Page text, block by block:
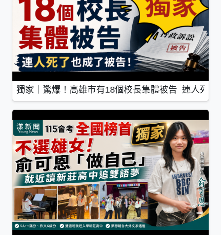
獨家｜驚爆！高雄市有18個校長集體被告 連人死了